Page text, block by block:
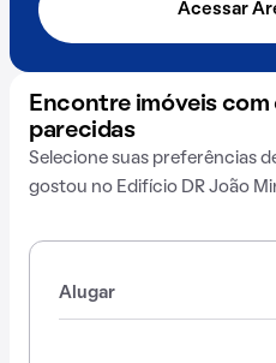
Acessar
Encontre imóveis
parecidas
Selecione suas preferências
gostou no Edifício DR João
Alugar